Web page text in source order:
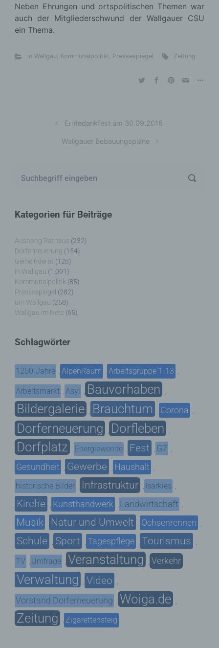
Neben Ehrungen und ortspolitischen Themen war
auch der Mitgliederschwund der Wallgauer CSU
ein Thema.
in Wallgau, Kommunalpolitik, Pressespiegel Zeitung
Erntedankfest am 30.09.2018
Wallgauer Bebauungspläne
Kategorien für Beiträge
Aushang Rathaus (232)
Dorferneuerung (154)
Gemeinderat (128)
in Wallgau (1.091)
Kommunalpolitik (85)
Pressespiegel (282)
um Wallgau (258)
Wallgau im Netz (65)
Schlagwörter
1250-Jahre , AlpenRaum , Arbeitsgruppe 1-13 ,
Arbeitsmarkt , Asyl , Bauvorhaben ,
Bildergalerie , Brauchtum , Corona ,
Dorferneuerung , Dorfleben ,
Dorfplatz , Energiewende , Fest , G7 ,
Gesundheit , Gewerbe , Haushalt ,
historische Bilder , Infrastruktur , Isarkies ,
Kirche , Kunsthandwerk , Landwirtschaft ,
Musik , Natur und Umwelt , Ochsenrennen ,
Schule , Sport , Tagespflege , Tourismus ,
TV , Umfrage , Veranstaltung , Verkehr ,
Verwaltung , Video ,
Vorstand Dorferneuerung , Woiga.de ,
Zeitung , Zigarettensteig